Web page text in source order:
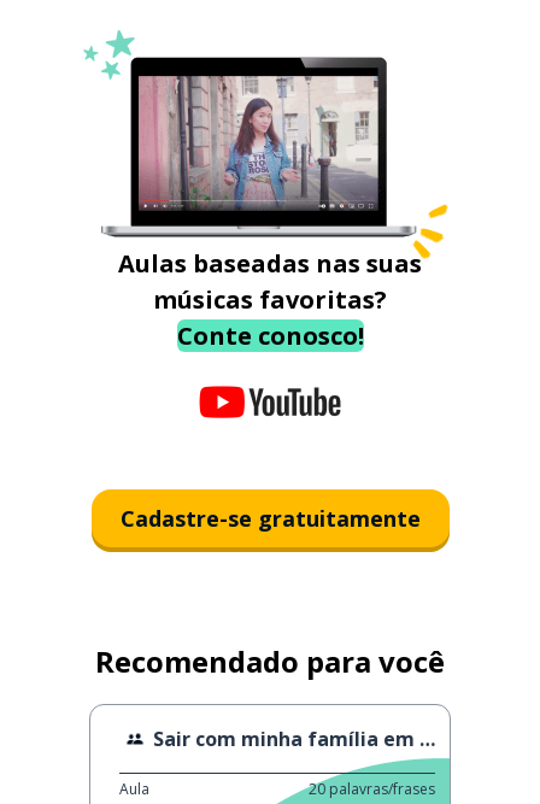
Aulas baseadas nas suas
músicas favoritas?
Conte conosco!
Cadastre-se gratuitamente
Recomendado para você
Sair com minha família em Izu
Aula 20 palavras/frases